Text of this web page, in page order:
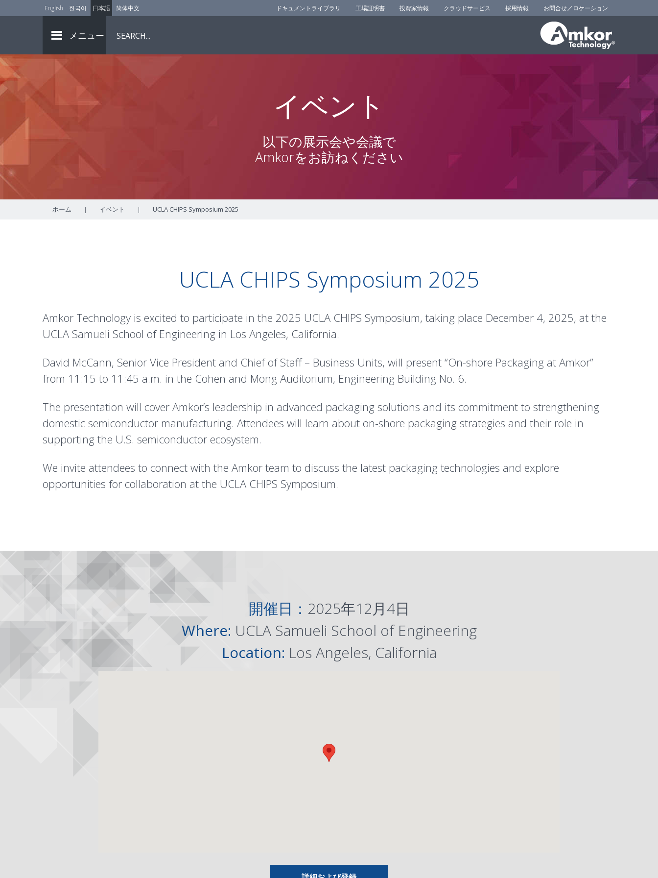
English 한국어 日本語 简体中文 ドキュメントライブラリ 工場証明書 投資家情報 クラウドサービス 採用情報 お問合せ／ロケーション
メニュー
イベント
以下の展示会や会議で
Amkorをお訪ねください
ホーム | イベント | UCLA CHIPS Symposium 2025
UCLA CHIPS Symposium 2025
Amkor Technology is excited to participate in the 2025 UCLA CHIPS Symposium, taking place December 4, 2025, at the
UCLA Samueli School of Engineering in Los Angeles, California.
David McCann, Senior Vice President and Chief of Staff – Business Units, will present “On-shore Packaging at Amkor”
from 11:15 to 11:45 a.m. in the Cohen and Mong Auditorium, Engineering Building No. 6.
The presentation will cover Amkor’s leadership in advanced packaging solutions and its commitment to strengthening
domestic semiconductor manufacturing. Attendees will learn about on-shore packaging strategies and their role in
supporting the U.S. semiconductor ecosystem.
We invite attendees to connect with the Amkor team to discuss the latest packaging technologies and explore
opportunities for collaboration at the UCLA CHIPS Symposium.
開催日： 2025年12月4日
Where: UCLA Samueli School of Engineering
Location: Los Angeles, California